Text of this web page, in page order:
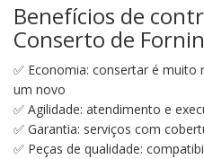
Benefícios de
Conserto de
✅ Economia: consertar é
um novo
✅ Agilidade: atendimento e
✅ Garantia: serviços com
✅ Peças de qualidade: